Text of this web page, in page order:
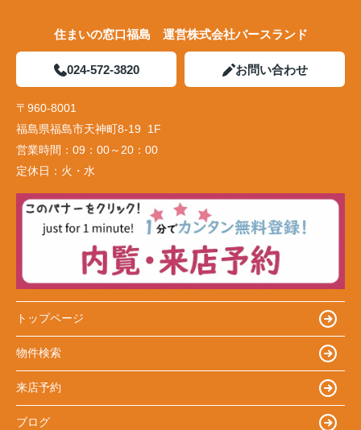
住まいの窓口福島 運営株式会社バースランド
024-572-3820 お問い合わせ
〒960-8001
福島県福島市天神町8-19 1F
営業時間： 09：00～20：00
定休日： 火・水
トップページ
物件検索
来店予約
ブログ